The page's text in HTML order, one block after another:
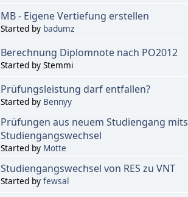
MB - Eigene Vertiefung erstellen
Started by badumz
Berechnung Diplomnote nach PO2012
Started by Stemmi
Prüfungsleistung darf entfallen?
Started by Bennyy
Prüfungen aus neuem Studiengang
Studiengangswechsel
Started by Motte
Studiengangswechsel von RES zu VNT
Started by fewsal